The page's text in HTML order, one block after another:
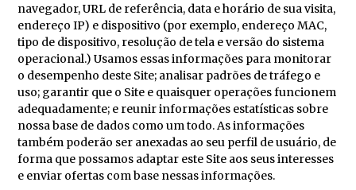
navegador, URL de referência, data e horário de sua visita,
endereço IP) e dispositivo (por exemplo, endereço MAC,
tipo de dispositivo, resolução de tela e versão do sistema
operacional.) Usamos essas informações para monitorar
o desempenho deste Site; analisar padrões de tráfego e
uso; garantir que o Site e quaisquer operações funcionem
adequadamente; e reunir informações estatísticas sobre
nossa base de dados como um todo. As informações
também poderão ser anexadas ao seu perfil de usuário, de
forma que possamos adaptar este Site aos seus interesses
e enviar ofertas com base nessas informações.